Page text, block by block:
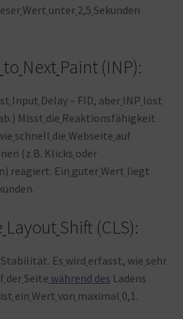
Wert unter 2,5 Sekunden
to Next Paint (INP):
Input Delay – FID, aber INP löst
Misst die Reaktionsfähigkeit
schnell die Webseite auf
(z.B. Klicks oder
reagiert. Ein guter Wert liegt
LayoutShift (CLS):
Stabilität. Es wird erfasst, wie sehr
der Seite während des Ladens
ist ein Wert von maximal 0,1.